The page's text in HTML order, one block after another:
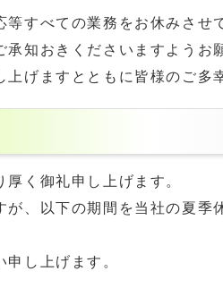
すべての業務をお休みさせ
知おきくださいますようお
上げますとともに皆様のご多
く御礼申し上げます。
が、以下の期間を当社の夏季
し上げます。